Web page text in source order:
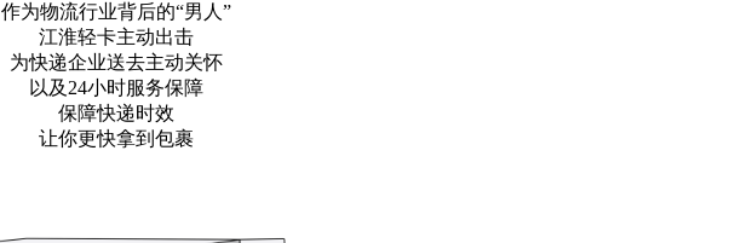
作为物流行业背后的“男人”
江淮轻卡主动出击
为快递企业送去主动关怀
以及24小时服务保障
保障快递时效
让你更快拿到包裹